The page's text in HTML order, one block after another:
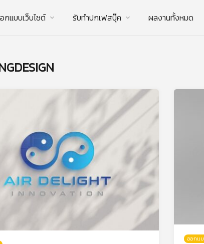
กแบบเว็บไซต์ รับทําปกเฟสบุ๊ค ผลงานทั้งหมด
ออกแ